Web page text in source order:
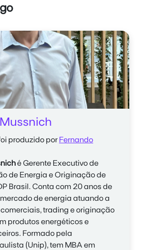
produzido por Fernando
é Gerente Executivo de
de Energia e Originação de
Brasil. Conta com 20 anos de
de energia atuando a
trading e originação
produtos energéticos e
Formado pela
(Unip), tem MBA em